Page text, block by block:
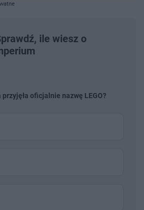
ile wiesz o
oficjalnie nazwę LEGO?